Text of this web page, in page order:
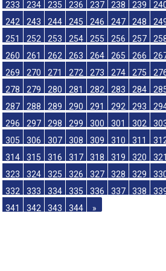
215
216 217 218 219 220 221
224
225 226 227 228 229 230
233
234 235 236 237 238 239
242
243 244 245 246 247 248
251
252 253 254 255 256 257
260
261 262 263 264 265 266
269
270 271 272 273 274 275
278
279 280 281 282 283 284
287
288 289 290 291 292 293
296
297 298 299 300 301 302 303
305
306 307 308 309 310 311
314
315 316 317 318 319 320
323
324 325 326 327